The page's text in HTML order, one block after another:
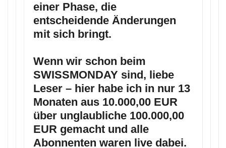
einer Phase, die
entscheidende Änderungen
mit sich bringt.
Wenn wir schon beim
SWISSMONDAY sind, liebe
Leser – hier habe ich in nur 13
Monaten aus 10.000,00 EUR
über unglaubliche 100.000,00
EUR gemacht und alle
Abonnenten waren live dabei.